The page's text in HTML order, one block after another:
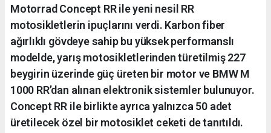
Motorrad Concept RR ile yeni nesil RR
motosikletlerin ipuçlarını verdi. Karbon fiber
ağırlıklı gövdeye sahip bu yüksek performanslı
modelde, yarış motosikletlerinden türetilmiş 227
beygirin üzerinde güç üreten bir motor ve BMW M
1000 RR’dan alınan elektronik sistemler bulunuyor.
Concept RR ile birlikte ayrıca yalnızca 50 adet
üretilecek özel bir motosiklet ceketi de tanıtıldı.